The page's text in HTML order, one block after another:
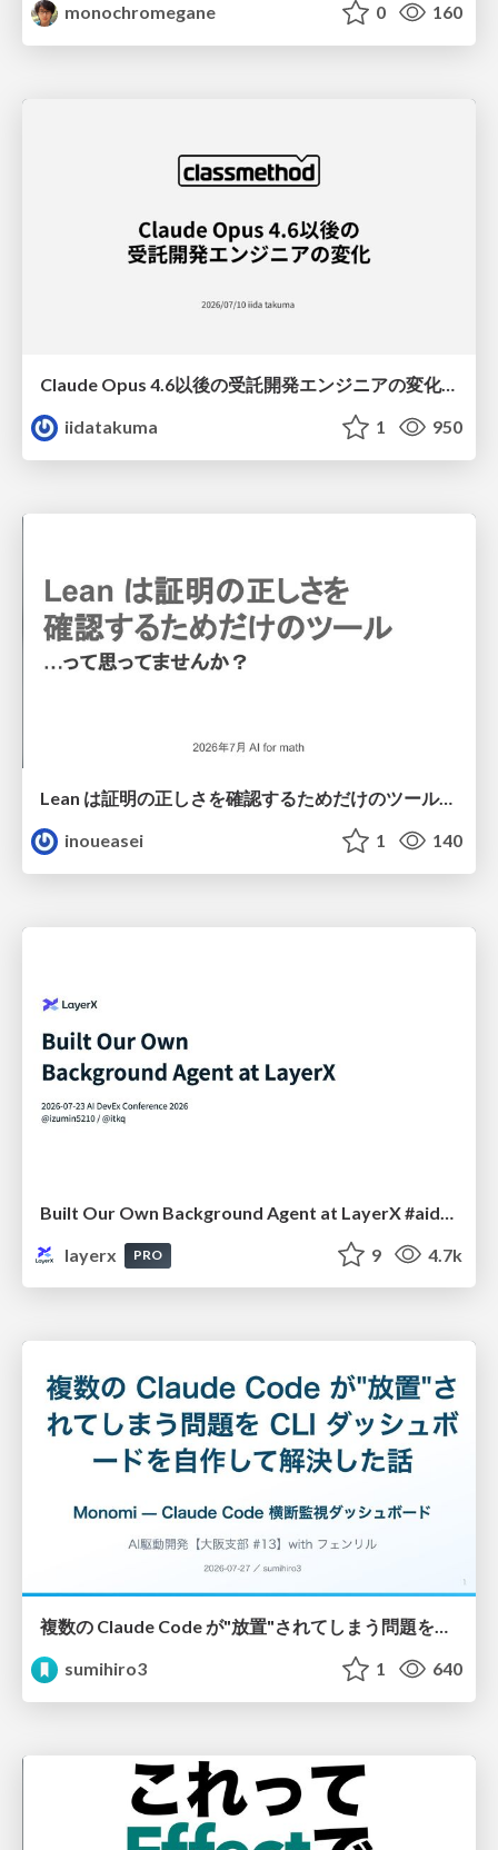
monochromegane
0 160
Claude Opus 4.6以後の受託開発エンジニアの変化(Claude Code開発ノウハウ大公開スペシャルbyクラスメソッド)
iidatakuma
1 950
Lean は証明の正しさを確認するためだけのツールって思ってませんか？
inoueasei
1 140
layerx
PRO 9 4.7k
複数の Claude Code が"放置"されてしまう問題をCLI ダッシュボードを自作して解決した話
sumihiro3
1 640